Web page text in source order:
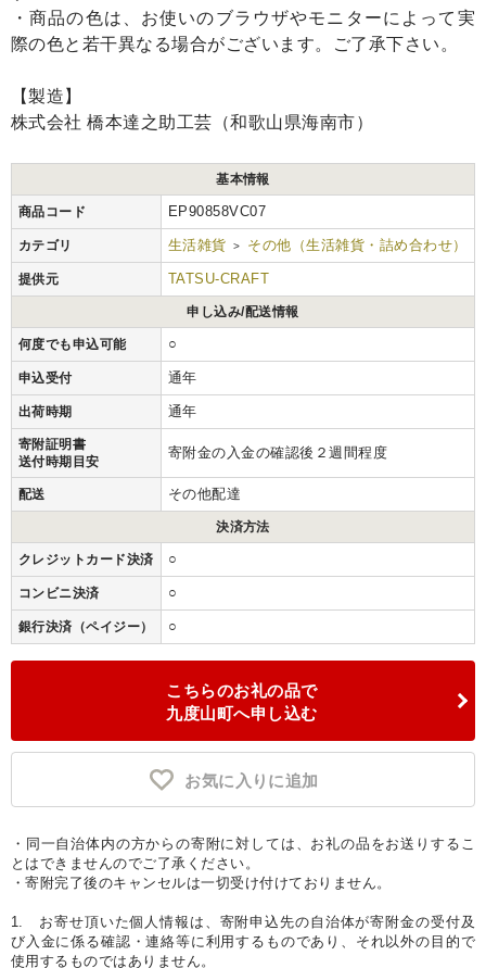
・商品の色は、お使いのブラウザやモニターによって実
際の色と若干異なる場合がございます。ご了承下さい。
【製造】
株式会社 橋本達之助工芸（和歌山県海南市）
基本情報
商品コード EP90858VC07
カテゴリ 生活雑貨 > その他（生活雑貨・詰め合わせ）
提供元 TATSU-CRAFT
申し込み/配送情報
何度でも申込可能 ○
申込受付 通年
出荷時期 通年
寄附証明書
送付時期目安
寄附金の入金の確認後２週間程度
配送 その他配達
決済方法
クレジットカード決済 ○
コンビニ決済 ○
銀行決済（ペイジー） ○
こちらのお礼の品で
九度山町へ申し込む
お気に入りに追加
・同一自治体内の方からの寄附に対しては、お礼の品をお送りするこ
とはできませんのでご了承ください。
・寄附完了後のキャンセルは一切受け付けておりません。
1. お寄せ頂いた個人情報は、寄附申込先の自治体が寄附金の受付及
び入金に係る確認・連絡等に利用するものであり、それ以外の目的で
使用するものではありません。